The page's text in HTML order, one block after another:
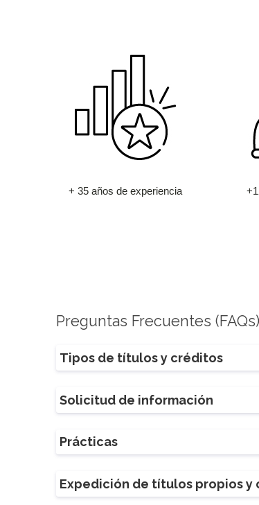
+ 35 años de experiencia
Preguntas Frecuentes (FAQs)
Tipos de títulos y créditos
Solicitud de información
Prácticas
Expedición de títulos propios y